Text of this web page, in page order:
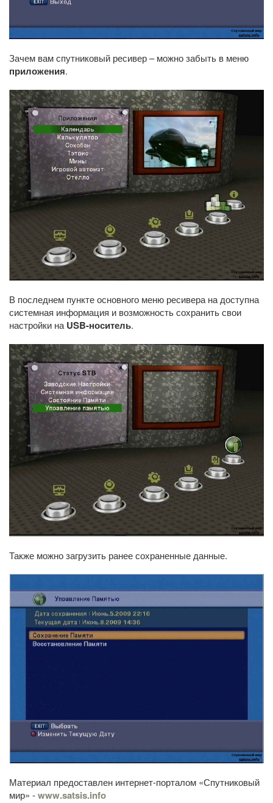
Зачем вам спутниковый ресивер – можно забыть в меню
приложения.
В последнем пункте основного меню ресивера на доступна
системная информация и возможность сохранить свои
настройки на USB-носитель.
Также можно загрузить ранее сохраненные данные.
Материал предоставлен интернет-порталом «Спутниковый
мир» -www.satsis.info